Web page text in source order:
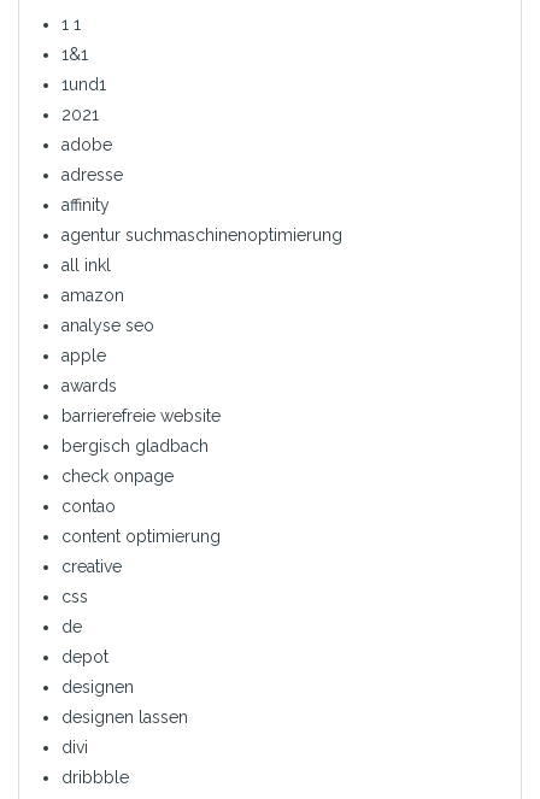
1 1
1&1
1und1
2021
adobe
adresse
affinity
agentur suchmaschinenoptimierung
all inkl
amazon
analyse seo
apple
awards
barrierefreie website
bergisch gladbach
check onpage
contao
content optimierung
creative
css
de
depot
designen
designen lassen
divi
dribbble